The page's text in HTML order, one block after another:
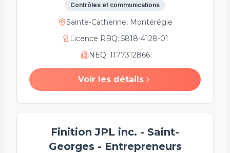
Contrôles et communications
Sainte-Catherine, Montérégie
Licence RBQ: 5818-4128-01
NEQ: 1177312866
Voir les détails
Finition JPL inc. - Saint-
Georges - Entrepreneurs